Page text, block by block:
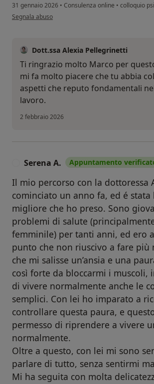
31 gennaio 2026 • Consulenza online • colloquio
secondo l'opinione dell'utente Marco
Segnala abuso
Dott.ssa Alexia Pellegrinetti
Ti ringrazio molto Marco per
mi fa molto piacere che tu abbia
aspetti che reputo fondamentali
lavoro.
2 febbraio 2026
Serena A. Appuntamento
Il mio percorso con la dottoressa
cominciato un anno fa, ed é stata
migliore che ho preso. Sono
problemi di salute
femminile) per tanti anni, ed ero
punto che non riuscivo a fare più
che mi salisse un’ansia e una
così forte da bloccarmi i muscoli,
di vivere normalmente anche le
semplici. Con lei ho imparato a
controllare questa paura, e
permesso di riprendere a vivere
normalmente.
Oltre a questo, con lei mi sono
parlare di tutto, senza sentirmi
Mi ha seguita con molta